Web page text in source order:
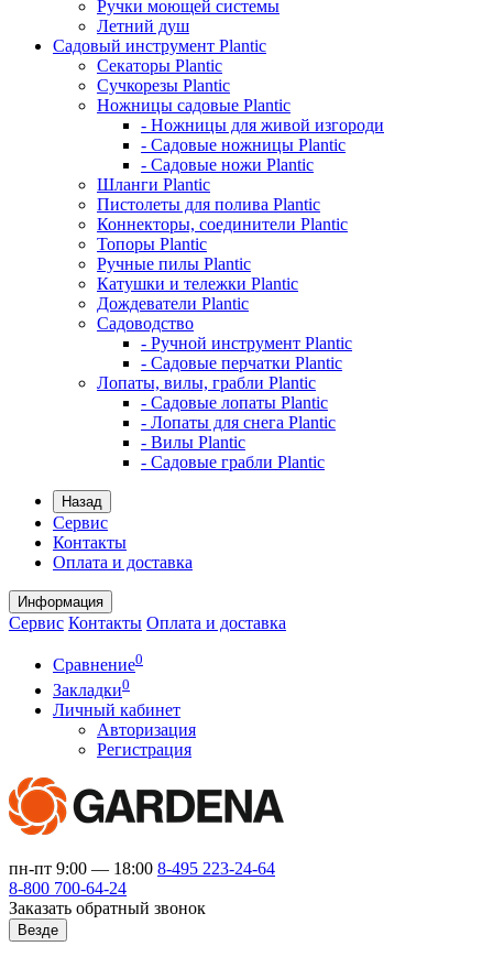
Ручки моющей системы
Летний душ
Садовый инструмент Plantic
Секаторы Plantic
Сучкорезы Plantic
Ножницы садовые Plantic
- Ножницы для живой изгороди
- Садовые ножницы Plantic
- Садовые ножи Plantic
Шланги Plantic
Пистолеты для полива Plantic
Коннекторы, соединители Plantic
Топоры Plantic
Ручные пилы Plantic
Катушки и тележки Plantic
Дождеватели Plantic
Садоводство
- Ручной инструмент Plantic
- Садовые перчатки Plantic
Лопаты, вилы, грабли Plantic
- Садовые лопаты Plantic
- Лопаты для снега Plantic
- Вилы Plantic
- Садовые грабли Plantic
Назад
Сервис
Контакты
Оплата и доставка
Информация
Сервис Контакты Оплата и доставка
Сравнение0
Закладки0
Личный кабинет
Авторизация
Регистрация
пн-пт 9:00 — 18:00 8-495 223-24-64
8-800 700-64-24
Заказать обратный звонок
Везде